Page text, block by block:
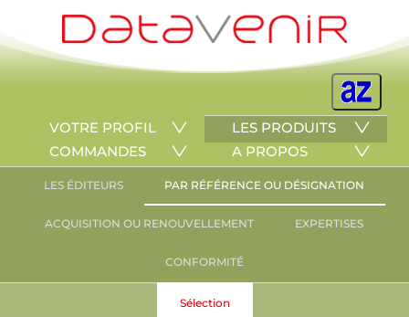
VOTRE PROFIL
LES PRODUITS
COMMANDES
A PROPOS
LES ÉDITEURS PAR RÉFÉRENCE OU DÉSIGNATION
ACQUISITION OU RENOUVELLEMENT EXPERTISES
CONFORMITÉ
Sélection